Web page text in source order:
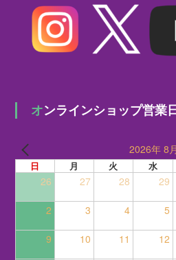
オンラインショップ営業日
2026年 8月
日 月 火 水
26 27 28 29
2 3 4 5
9 10 11 12